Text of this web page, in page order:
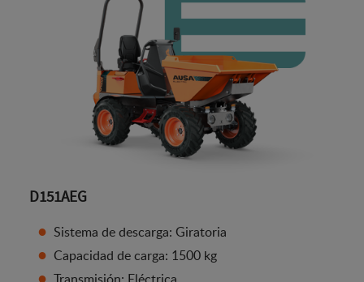
D151AEG
Sistema de descarga: Giratoria
Capacidad de carga: 1500 kg